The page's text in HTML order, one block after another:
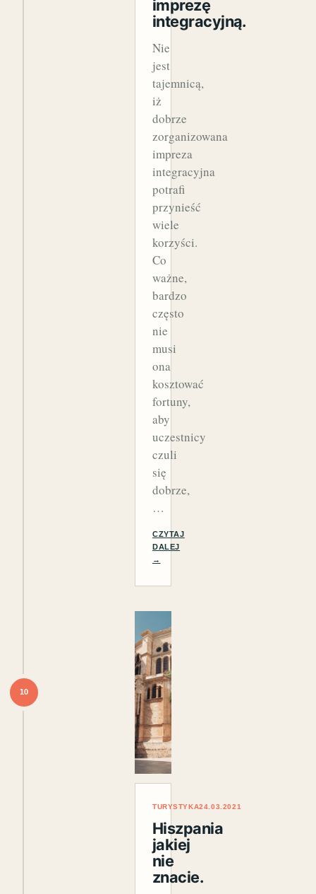
imprezę
integracyjną.
Nie
jest
tajemnicą,
iż
dobrze
zorganizowana
impreza
integracyjna
potrafi
przynieść
wiele
korzyści.
Co
ważne,
bardzo
często
nie
musi
ona
kosztować
fortuny,
aby
uczestnicy
czuli
się
dobrze,
…
CZYTAJ
DALEJ
→
10
TURYSTYKA24.03.2021
Hiszpania
jakiej
nie
znacie.